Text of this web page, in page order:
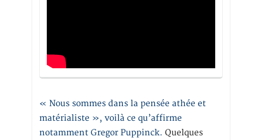
« Nous sommes dans la pensée athée et
matérialiste », voilà ce qu’affirme
notamment Gregor Puppinck. Quelques